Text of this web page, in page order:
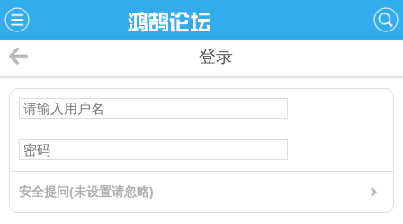
登录
安全提问(未设置请忽略)